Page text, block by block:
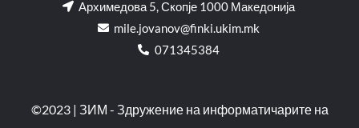
Архимедова 5, Скопје 1000 Македонија
mile.jovanov@finki.ukim.mk​
071345384
©2023 | ЗИМ - Здружение на информатичарите на